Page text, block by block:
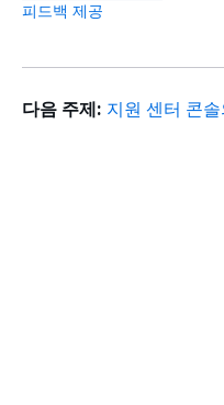
피드백 제공
다음 주제: 지원 센터 콘